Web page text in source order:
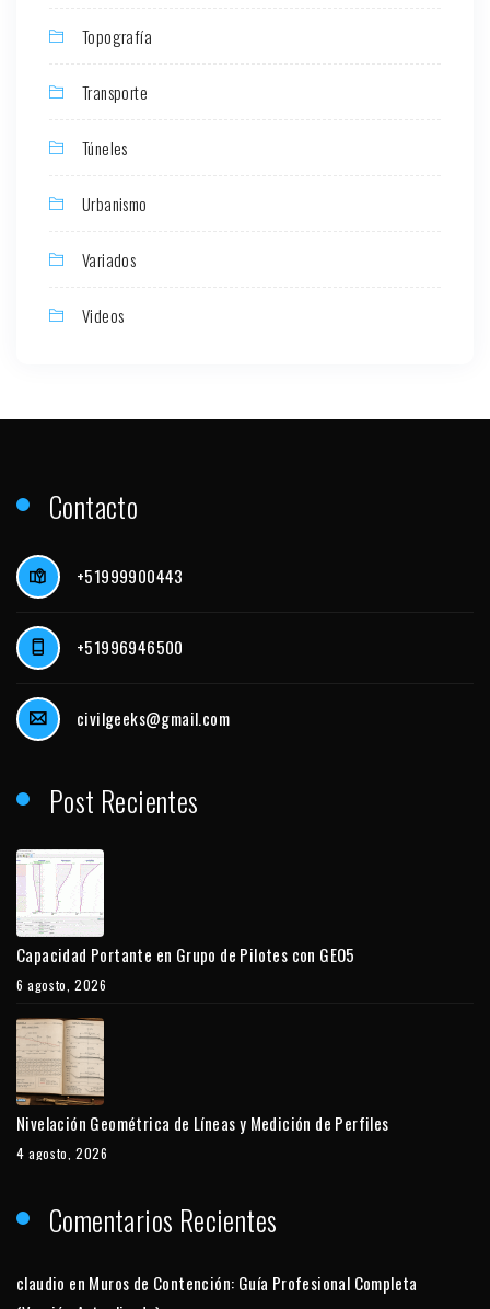
Topografía
Transporte
Túneles
Urbanismo
Variados
Videos
Contacto
+51999900443
+51996946500
civilgeeks@gmail.com
Post Recientes
Capacidad Portante en Grupo de Pilotes con GEO5
6 agosto, 2026
Nivelación Geométrica de Líneas y Medición de Perfiles
4 agosto, 2026
Comentarios Recientes
claudio en Muros de Contención: Guía Profesional Completa